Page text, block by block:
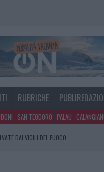
RUBRICHE
SAN TEODORO PALAU
DAI VIGILI DEL FUOCO